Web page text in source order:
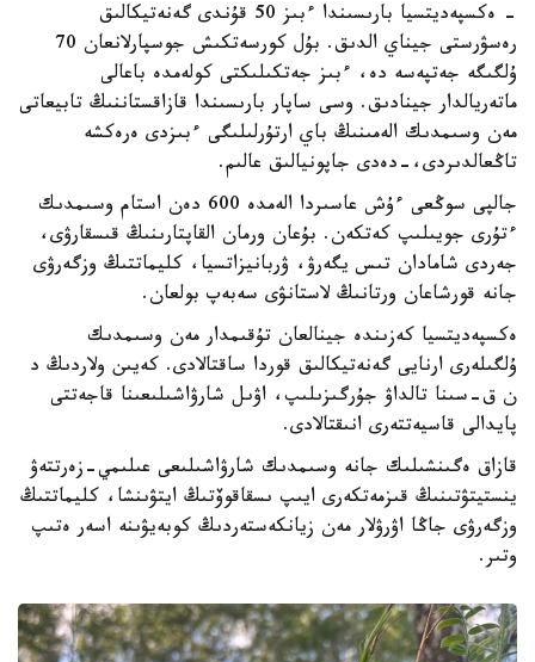
- ەكسپەديتسيا بارىسىندا ءبىز 50 قۇندى گەنەتيكالىق
رەسۋرستى جيناي الدىق. بۇل كورسەتكىش جوسپارلانعان 70
ۇلگىگە جەتپەسە دە، ءبىز جەتكىلىكتى كولەمدە باعالى
ماتەريالدار جينادىق. وسى ساپار بارىسىندا قازاقستاننىڭ تابيعاتى
مەن وسىمدىك الەمىنىڭ باي ارتۇرلىلىگى ءبىزدى ەرەكشە
تاڭعالدىردى،-دەدى جاپونيالىق عالىم.
جالپى سوڭعى ءۇش عاسىردا الەمدە 600 دەن استام وسىمدىك
ءتۇرى جويىلىپ كەتكەن. بۇعان ورمان القاپتارىنىڭ قىسقارۋى،
جەردى شامادان تىس يگەرۋ، ۋربانيزاتسيا، كليماتتىڭ وزگەرۋى
جانە قورشاعان ورتانىڭ لاستانۋى سەبەپ بولعان.
ەكسپەديتسيا كەزىندە جينالعان تۇقىمدار مەن وسىمدىك
ۇلگىلەرى ارنايى گەنەتيكالىق قوردا ساقتالادى. كەيىن ولاردىڭ د
ن ق-سىنا تالداۋ جۇرگىزىلىپ، اۋىل شارۋاشىلىعىنا قاجەتتى
پايدالى قاسيەتتەرى انىقتالادى.
قازاق ەگىنشىلىك جانە وسىمدىك شارۋاشىلىعى عىلىمي-زەرتتەۋ
ينستيتۋتىنىڭ قىزمەتكەرى ايىپ ىسقاقوۆتىڭ ايتۋىنشا، كليماتتىڭ
وزگەرۋى جاڭا اۋرۋلار مەن زيانكەستەردىڭ كوبەيۋىنە اسەر ەتىپ
وتىر.